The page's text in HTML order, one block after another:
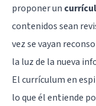
proponer un
contenidos sean
vez se vayan
la luz de la nueva
El currículum en
lo que él entiende